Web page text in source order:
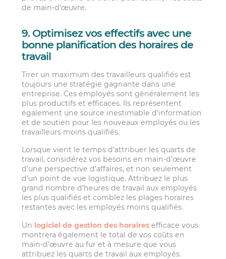
de main-d’œuvre.
9. Optimisez vos effectifs avec une
bonne planification des horaires de
travail
Tirer un maximum des travailleurs qualifiés est
toujours une stratégie gagnante dans une
entreprise. Ces employés sont généralement les
plus productifs et efficaces. Ils représentent
également une source inestimable d’information
et de soutien pour les nouveaux employés ou les
travailleurs moins qualifiés.
Lorsque vient le temps d’attribuer les quarts de
travail, considérez vos besoins en main-d’œuvre
d’une perspective d’affaires, et non seulement
d’un point de vue logistique. Attribuez le plus
grand nombre d’heures de travail aux employés
les plus qualifiés et comblez les plages horaires
restantes avec les employés moins qualifiés.
Un logiciel de gestion des horaires efficace vous
montrera également le total de vos coûts en
main-d’œuvre au fur et à mesure que vous
attribuez les quarts de travail aux employés.